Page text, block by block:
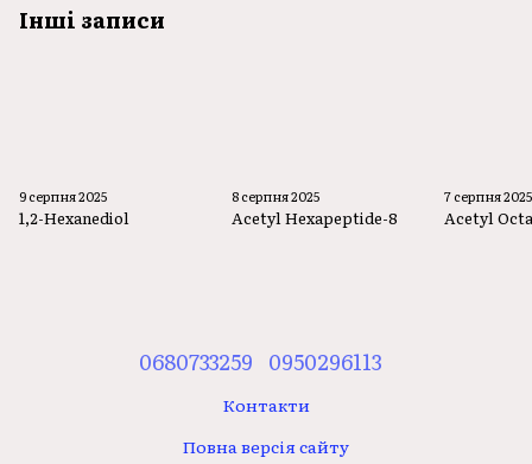
Інші записи
9 серпня 2025
1,2-Hexanediol
8 серпня 2025
Acetyl Hexapeptide-8
7 серпня 2025
Acetyl
0680733259 0950296113
Контакти
Повна версія сайту